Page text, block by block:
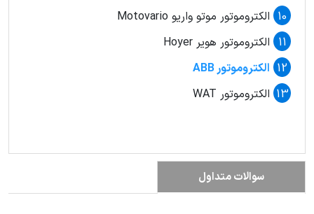
الکتروموتور موتو واریو Motovario
الکتروموتور هویر Hoyer
الکتروموتور ABB
الکتروموتور WAT
سوالات متداول